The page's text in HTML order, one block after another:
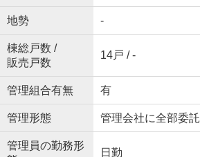
地勢 -
棟総戸数 /
販売戸数
14戸 / -
管理組合有無 有
管理形態 管理会社に全部委託
管理員の勤務形
日勤